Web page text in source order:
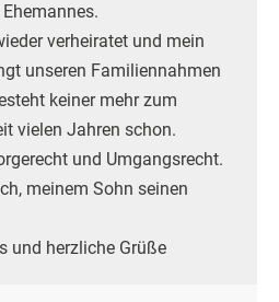
verheiratet und mein
unseren Familiennahmen
keiner mehr zum
vielen Jahren schon.
und Umgangsrecht.
meinem Sohn seinen
und herzliche Grüße